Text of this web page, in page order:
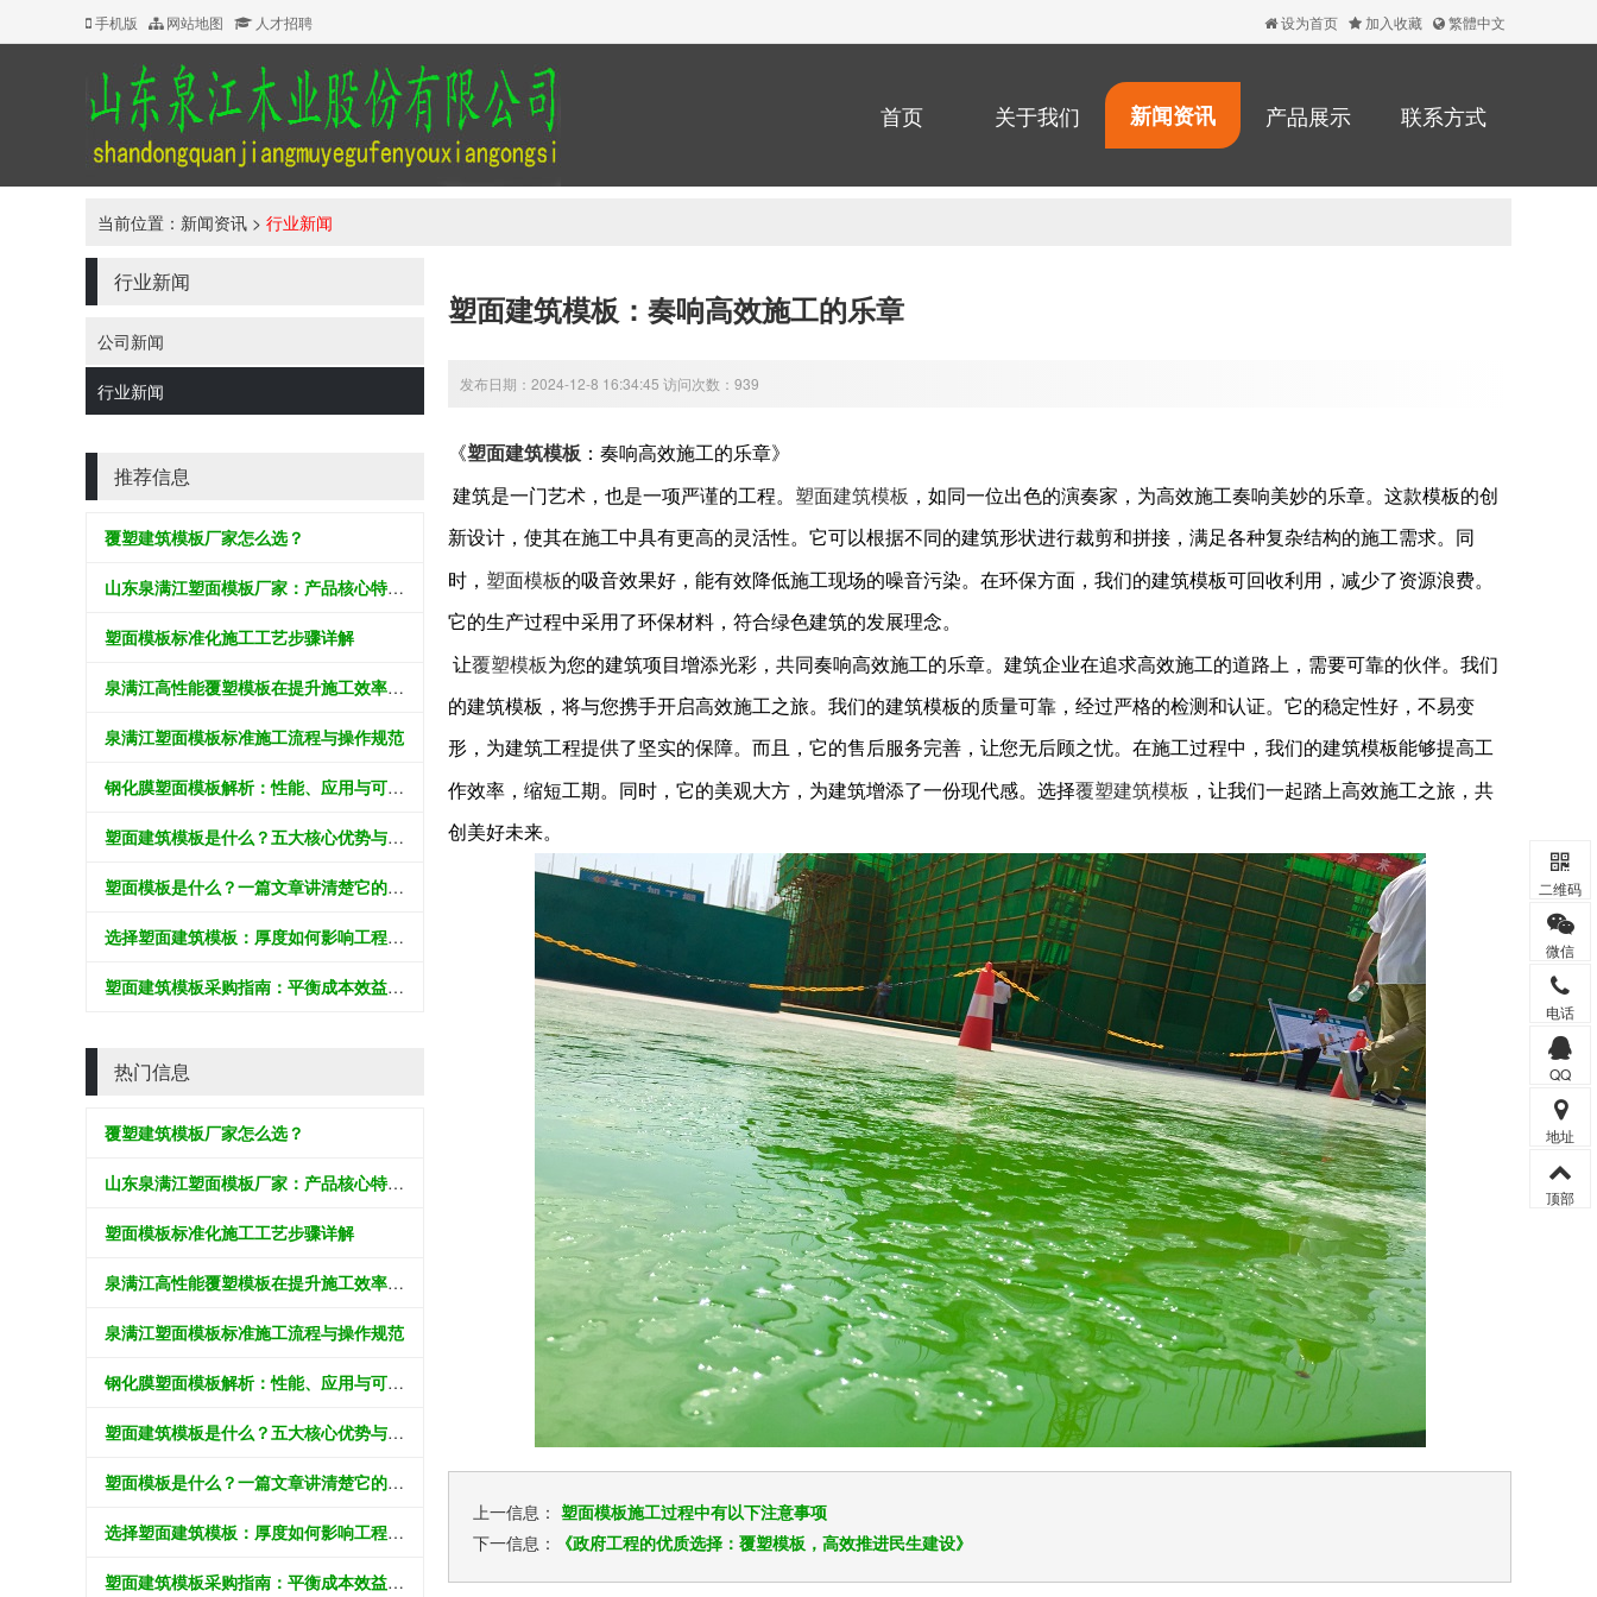
手机版 网站地图 人才招聘 设为首页 加入收藏 繁體中文
联系方式
产品展示
新闻资讯
关于我们
首页
当前位置： 新闻资讯 > 行业新闻
行业新闻
公司新闻
行业新闻
推荐信息
覆塑建筑模板厂家怎么选？
山东泉满江塑面模板厂家：产品核心特性与工程应用解析
塑面模板标准化施工工艺步骤详解
泉满江高性能覆塑模板在提升施工效率中的应用价值分析
泉满江塑面模板标准施工流程与操作规范
钢化膜塑面模板解析：性能、应用与可持续价值
塑面建筑模板是什么？五大核心优势与应用领域全解析
塑面模板是什么？一篇文章讲清楚它的好处和怎么选
选择塑面建筑模板：厚度如何影响工程效果？
塑面建筑模板采购指南：平衡成本效益与工程质量的科学决策
热门信息
覆塑建筑模板厂家怎么选？
山东泉满江塑面模板厂家：产品核心特性与工程应用解析
塑面模板标准化施工工艺步骤详解
泉满江高性能覆塑模板在提升施工效率中的应用价值分析
泉满江塑面模板标准施工流程与操作规范
钢化膜塑面模板解析：性能、应用与可持续价值
塑面建筑模板是什么？五大核心优势与应用领域全解析
塑面模板是什么？一篇文章讲清楚它的好处和怎么选
选择塑面建筑模板：厚度如何影响工程效果？
塑面建筑模板采购指南：平衡成本效益与工程质量的科学决策
塑面建筑模板：奏响高效施工的乐章
发布日期：2024-12-8 16:34:45 访问次数：939
《塑面建筑模板 ：奏响高效施工的乐章》
建筑是一门艺术，也是一项严谨的工程。 塑面建筑模板 ，如同一位出色的演奏家，为高效施工奏响美妙的乐章。这款模板的创
新设计，使其在施工中具有更高的灵活性。它可以根据不同的建筑形状进行裁剪和拼接，满足各种复杂结构的施工需求。同
时， 塑面模板的吸音效果好，能有效降低施工现场的噪音污染。在环保方面，我们的建筑模板可回收利用，减少了资源浪费。
它的生产过程中采用了环保材料，符合绿色建筑的发展理念。
让覆塑模板为您的建筑项目增添光彩，共同奏响高效施工的乐章。建筑企业在追求高效施工的道路上，需要可靠的伙伴。我们
的建筑模板，将与您携手开启高效施工之旅。我们的建筑模板的质量可靠，经过严格的检测和认证。它的稳定性好，不易变
形，为建筑工程提供了坚实的保障。而且，它的售后服务完善，让您无后顾之忧。在施工过程中，我们的建筑模板能够提高工
作效率，缩短工期。同时，它的美观大方，为建筑增添了一份现代感。选择覆塑建筑模板 ，让我们一起踏上高效施工之旅，共
创美好未来。
上一信息： 塑面模板施工过程中有以下注意事项
下一信息：
《政府工程的优质选择：覆塑模板，高效推进民生建设》
二维码
微信
电话
QQ
地址
顶部